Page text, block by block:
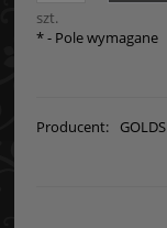
szt.
*- Pole wymagane
Producent: